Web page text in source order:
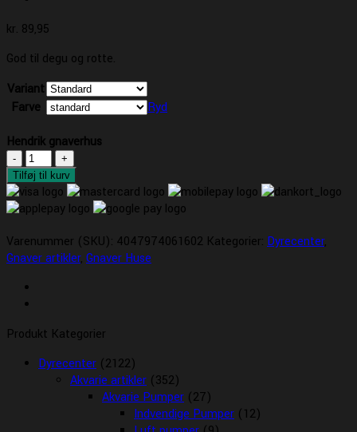
kr. 89,95
God til degu og rotte.
Variant
Farve
Ryd
Hendrik gnaverhus
Hendrik
gnaverhus
antal
Tilføj til kurv
Varenummer (SKU): 4047974061602 Kategorier: Dyrecenter,
Gnaver artikler, Gnaver Huse
Produkt Kategorier
Dyrecenter (2122)
Akvarie artikler (352)
Akvarie Pumper (27)
Indvendige Pumper (12)